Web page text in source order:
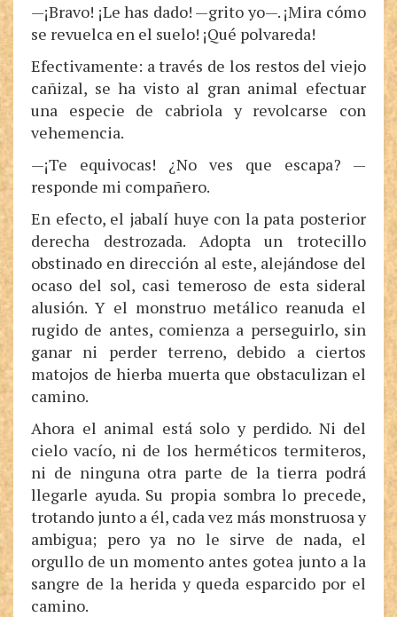
—¡Bravo! ¡Le has dado! —grito yo—. ¡Mira cómo
se revuelca en el suelo! ¡Qué polvareda!
Efectivamente: a través de los restos del viejo
cañizal, se ha visto al gran animal efectuar
una especie de cabriola y revolcarse con
vehemencia.
—¡Te equivocas! ¿No ves que escapa? —
responde mi compañero.
En efecto, el jabalí huye con la pata posterior
derecha destrozada. Adopta un trotecillo
obstinado en dirección al este, alejándose del
ocaso del sol, casi temeroso de esta sideral
alusión. Y el monstruo metálico reanuda el
rugido de antes, comienza a perseguirlo, sin
ganar ni perder terreno, debido a ciertos
matojos de hierba muerta que obstaculizan el
camino.
Ahora el animal está solo y perdido. Ni del
cielo vacío, ni de los herméticos termiteros,
ni de ninguna otra parte de la tierra podrá
llegarle ayuda. Su propia sombra lo precede,
trotando junto a él, cada vez más monstruosa y
ambigua; pero ya no le sirve de nada, el
orgullo de un momento antes gotea junto a la
sangre de la herida y queda esparcido por el
camino.